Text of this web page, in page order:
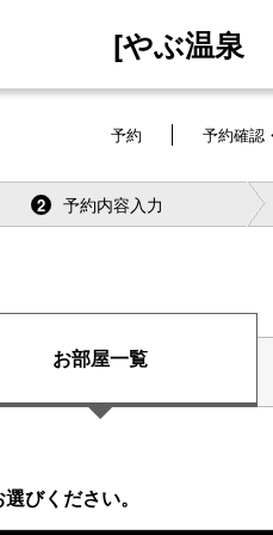
[やぶ温泉
予約 予約確認
2 予約内容入力
お部屋一覧
びください。